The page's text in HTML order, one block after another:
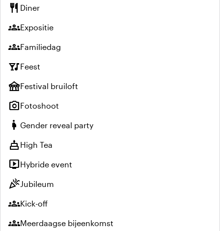
restaurant Diner
groupsExpositie
groupsFamiliedag
nightlifeFeest
festivalFestival bruiloft
photo_cameraFotoshoot
pregnant_woman Gender reveal party
cake High Tea
live_tvHybride event
celebrationJubileum
groupsKick-off
groupsMeerdaagse bijeenkomst